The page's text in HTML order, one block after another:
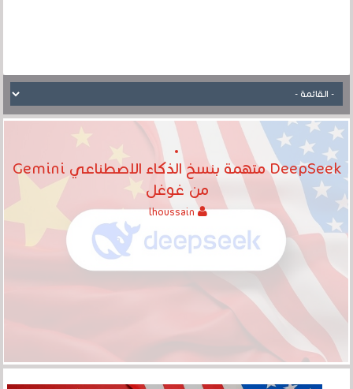
DeepSeek متهمة بنسخ الذكاء الاصطناعي Gemini
من غوغل